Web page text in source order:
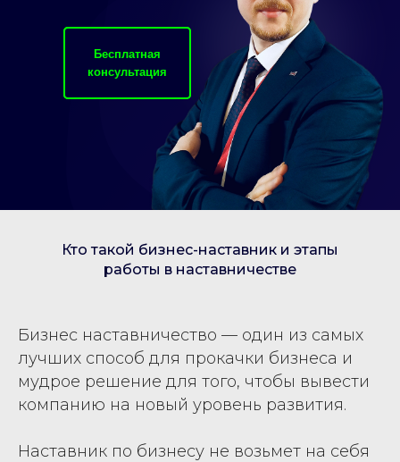
Подробнее
Бесплатная
консультация
Кто такой бизнес-наставник и этапы
работы в наставничестве
Бизнес наставничество — один из самых
лучших способ для прокачки бизнеса и
мудрое решение для того, чтобы вывести
компанию на новый уровень развития.
Наставник по бизнесу не возьмет на себя